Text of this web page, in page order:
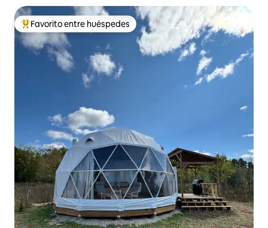
Favorito entre los huéspedes más destacados
Favorito entre huéspedes